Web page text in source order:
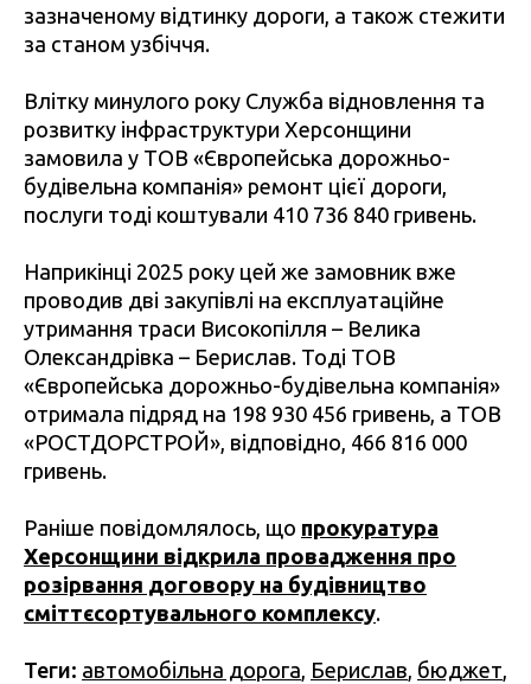
зазначеному відтинку дороги, а також стежити
за станом узбіччя.
Влітку минулого року Служба відновлення та
розвитку інфраструктури Херсонщини
замовила у ТОВ «Європейська дорожньо-
будівельна компанія» ремонт цієї дороги,
послуги тоді коштували 410 736 840 гривень.
Наприкінці 2025 року цей же замовник вже
проводив дві закупівлі на експлуатаційне
утримання траси Високопілля – Велика
Олександрівка – Берислав. Тоді ТОВ
«Європейська дорожньо-будівельна компанія»
отримала підряд на 198 930 456 гривень, а ТОВ
«РОСТДОРСТРОЙ», відповідно, 466 816 000
гривень.
Раніше повідомлялось, що прокуратура
Херсонщини відкрила провадження про
розірвання договору на будівництво
сміттєсортувального комплексу.
Теги: автомобільна дорога Берислав бюджет